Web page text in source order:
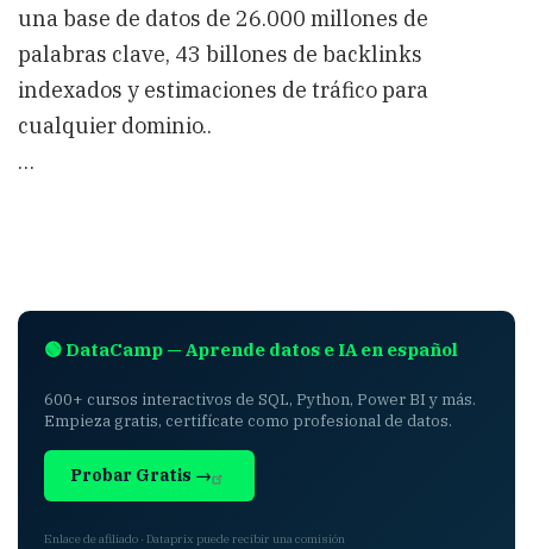
una base de datos de 26.000 millones de
palabras clave, 43 billones de backlinks
indexados y estimaciones de tráfico para
cualquier dominio..
…
🟢 DataCamp — Aprende datos e IA en español
600+ cursos interactivos de SQL, Python, Power BI y más.
Empieza gratis, certifícate como profesional de datos.
Probar Gratis →
Enlace de afiliado · Dataprix puede recibir una comisión